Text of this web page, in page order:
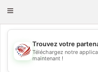
Toggle
💖
Trouvez votre
Téléchargez notre
maintenant !